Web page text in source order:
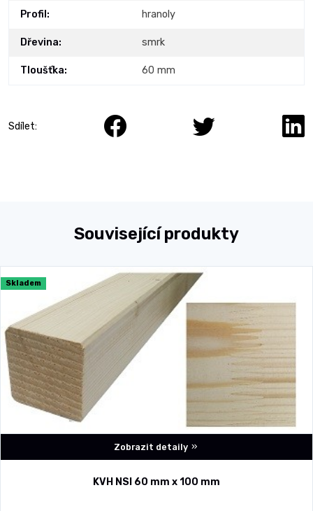
Profil: hranoly
Dřevina: smrk
Tloušťka: 60 mm
Sdílet:
Související produkty
Skladem
Zobrazit detaily
KVH NSI 60 mm x 100 mm